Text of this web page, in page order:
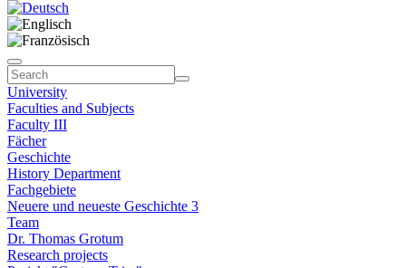
University
Faculties and Subjects
Faculty III
Fächer
Geschichte
History Department
Fachgebiete
Neuere und neueste Geschichte 3
Team
Dr. Thomas Grotum
Research projects